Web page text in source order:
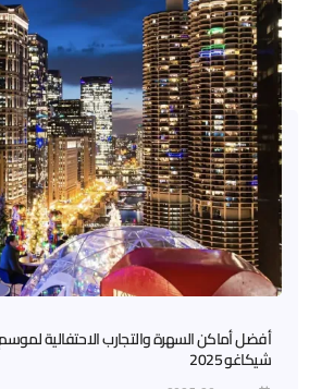
أفضل أماكن السهرة والتجارب الاحتفالية
شيكاغو 2025